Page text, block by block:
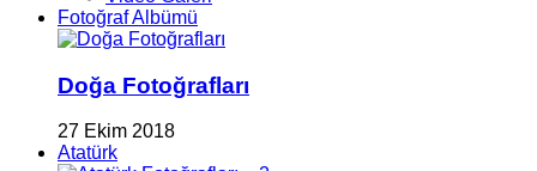
Fotoğraf Albümü
Doğa Fotoğrafları
27 Ekim 2018
Atatürk